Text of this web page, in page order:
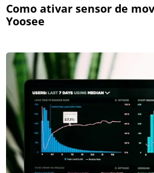
Como ativar sensor de
Yoosee